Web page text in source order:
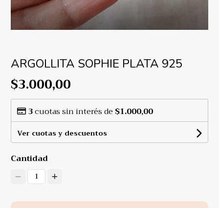
ARGOLLITA SOPHIE PLATA 925
$3.000,00
3cuotas sin interés de $1.000,00
Ver cuotas y descuentos
Cantidad
1